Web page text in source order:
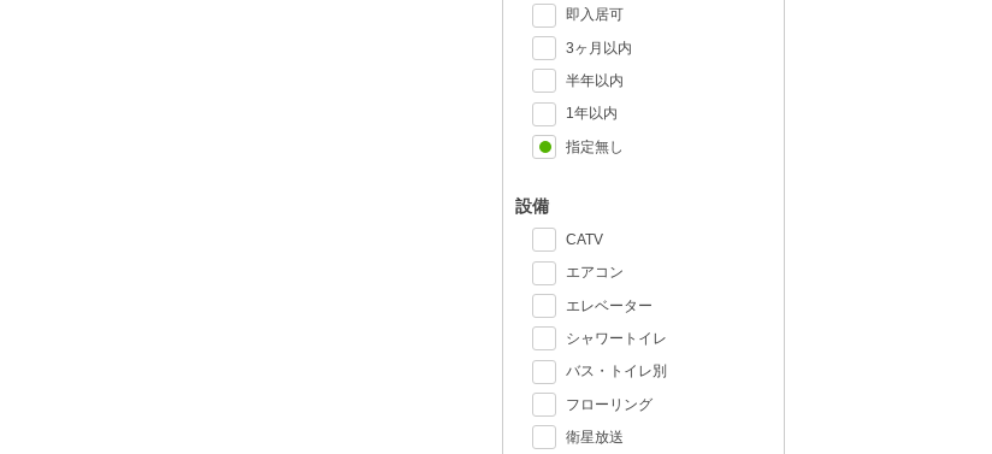
即入居可
3ヶ月以内
半年以内
1年以内
指定無し
設備
CATV
エアコン
エレベーター
シャワートイレ
バス・トイレ別
フローリング
衛星放送